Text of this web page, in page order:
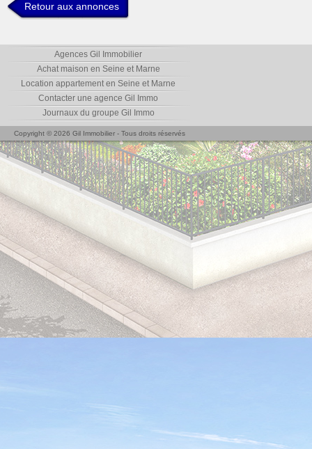
Retour aux annonces
Agences Gil Immobilier
Achat maison en Seine et Marne
Location appartement en Seine et Marne
Contacter une agence Gil Immo
Journaux du groupe Gil Immo
Copyright © 2026 Gil Immobilier - Tous droits réservés